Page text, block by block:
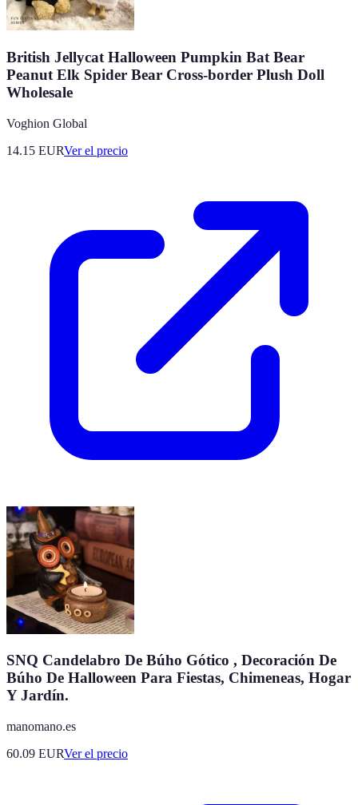
British Jellycat Halloween Pumpkin Bat Bear
Peanut Elk Spider Bear Cross-border Plush Doll
Wholesale
Voghion Global
14.15 EURVer el precio
SNQ Candelabro De Búho Gótico , Decoración De
Búho De Halloween Para Fiestas, Chimeneas, Hogar
Y Jardín.
manomano.es
60.09 EURVer el precio